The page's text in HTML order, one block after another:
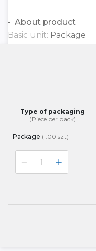
About product
Basic unit: Package
Type of packaging
(Piece per pack)
Package (1.00 szt)